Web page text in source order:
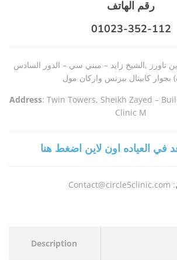
رقم الهاتف
01023-352-112
تاورز ,الشيخ زايد – مبني سي – الدور السادس
بجوار كابيتال بيزنس واركان مول
Address: Twin Towers, Sheikh Zayed –
Clinic M
في العياده اون لاين اضغط هنا
Contact@circle5clinic.com :
Description